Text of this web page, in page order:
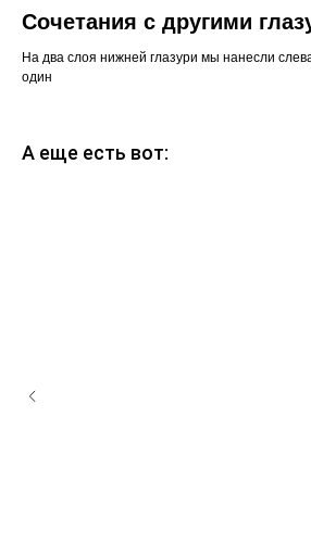
Сочетания с другими
На два слоя нижней глазури мы нанесли
один
А еще есть вот: